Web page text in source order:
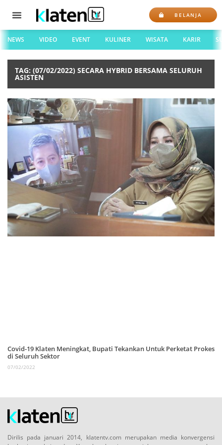
BELANJA
NEWS VIDEO EVENT KULINER WISATA KARIR
TAG: (07/02/2022) SECARA HYBRID BERSAMA SELURUH
ASISTEN
Covid-19 Klaten Meningkat, Bupati Tekankan Untuk Perketat Prokes
di Seluruh Sektor
07/02/2022
Dirilis pada januari 2014, klatentv.com merupakan media konvergensi